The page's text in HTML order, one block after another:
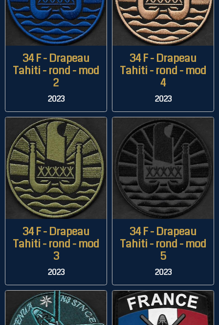
34 F - Drapeau
Tahiti - rond - mod
2
2023
34 F - Drapeau
Tahiti - rond - mod
4
2023
34 F - Drapeau
Tahiti - rond - mod
3
2023
34 F - Drapeau
Tahiti - rond - mod
5
2023